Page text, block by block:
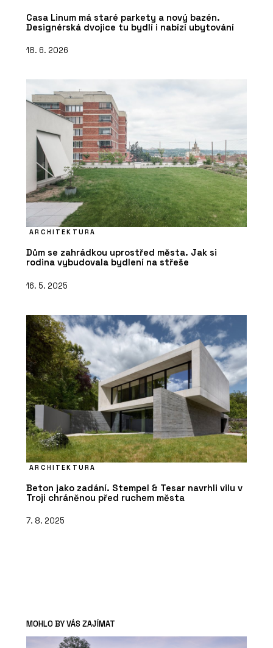
Casa Linum má staré parkety a nový bazén.
Designérská dvojice tu bydlí i nabízí ubytování
18. 6. 2026
ARCHITEKTURA
Dům se zahrádkou uprostřed města. Jak si
rodina vybudovala bydlení na střeše
16. 5. 2025
ARCHITEKTURA
Beton jako zadání. Stempel & Tesar navrhli vilu v
Troji chráněnou před ruchem města
7. 8. 2025
MOHLO BY VÁS ZAJÍMAT